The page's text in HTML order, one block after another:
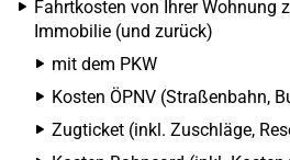
Fahrtkosten von Ihrer Wohnung
Immobilie (und zurück)
mit dem PKW
Kosten ÖPNV (Straßenbahn,
Zugticket (inkl. Zuschläge,